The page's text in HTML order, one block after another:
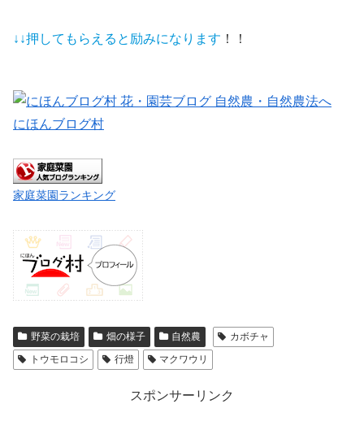
↓↓押してもらえると 励みになります ！！
にほんブログ村
家庭菜園ランキング
野菜の栽培 畑の様子 自然農
カボチャ
トウモロコシ
行燈 マクワウリ
スポンサーリンク